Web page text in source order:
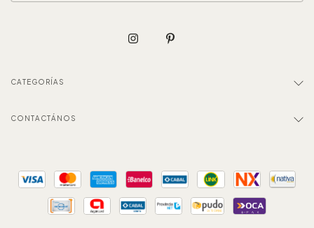
CATEGORÍAS
CONTACTÁNOS